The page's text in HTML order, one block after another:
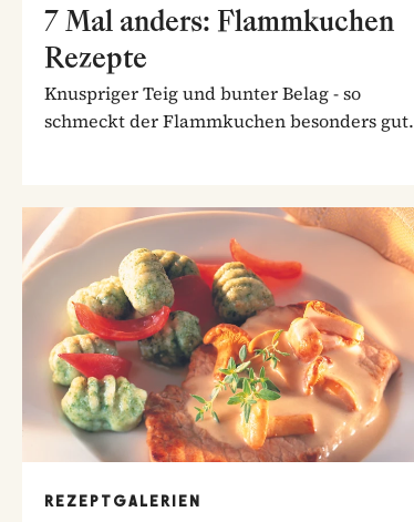
7 Mal anders: Flammkuchen
Rezepte
Knuspriger Teig und bunter Belag - so
schmeckt der Flammkuchen besonders gut.
REZEPTGALERIEN